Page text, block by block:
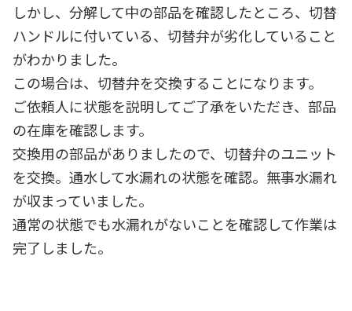
しかし、分解して中の部品を確認したところ、切替
ハンドルに付いている、切替弁が劣化していること
がわかりました。
この場合は、切替弁を交換することになります。
ご依頼人に状態を説明してご了承をいただき、部品
の在庫を確認します。
交換用の部品がありましたので、切替弁のユニット
を交換。通水して水漏れの状態を確認。無事水漏れ
が収まっていました。
通常の状態でも水漏れがないことを確認して作業は
完了しました。